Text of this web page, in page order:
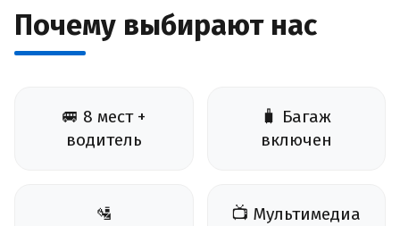
Почему выбирают нас
🚐 8 мест +
водитель
🧳 Багаж
включен
🛂
📺 Мультимедиа